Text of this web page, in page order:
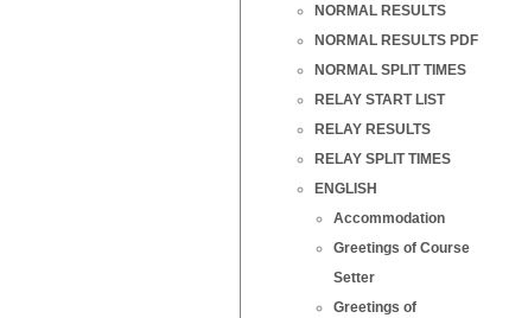
NORMAL RESULTS
NORMAL RESULTS PDF
NORMAL SPLIT TIMES
RELAY START LIST
RELAY RESULTS
RELAY SPLIT TIMES
ENGLISH
Accommodation
Greetings of Course
Setter
Greetings of